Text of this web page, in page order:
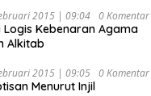
2015 | 09:04 0 Komentar
Logis Kebenaran Agama
Alkitab
2015 | 09:05 0 Komentar
Menurut Injil